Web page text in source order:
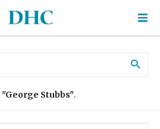
"George Stubbs".